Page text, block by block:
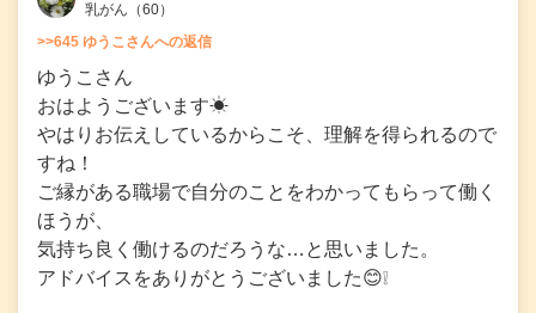
乳がん （60）
>>645 ゆうこさんへの返信
ゆうこさん
おはようございます☀
やはりお伝えしているからこそ、理解を得られるので
すね！
ご縁がある職場で自分のことをわかってもらって働く
ほうが、
気持ち良く働けるのだろうな…と思いました。
アドバイスをありがとうございました😊❕